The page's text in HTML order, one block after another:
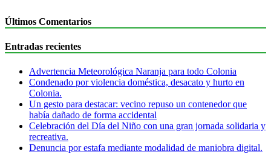
Últimos Comentarios
Entradas recientes
Advertencia Meteorológica Naranja para todo Colonia
Condenado por violencia doméstica, desacato y hurto en
Colonia.
Un gesto para destacar: vecino repuso un contenedor que
había dañado de forma accidental
Celebración del Día del Niño con una gran jornada solidaria y
recreativa.
Denuncia por estafa mediante modalidad de maniobra digital.